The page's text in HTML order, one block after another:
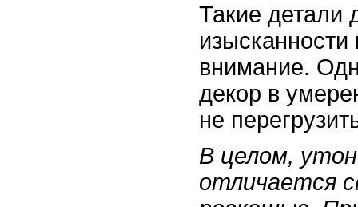
Такие детали
внимание.
декор в
не
В целом,
отличается